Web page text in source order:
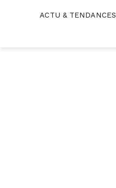
ACTU & TENDANCES